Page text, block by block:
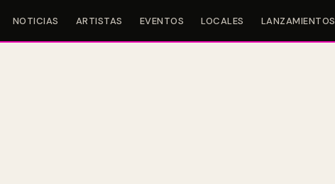
NOTICIAS ARTISTAS EVENTOS LOCALES LANZAMIENTOS